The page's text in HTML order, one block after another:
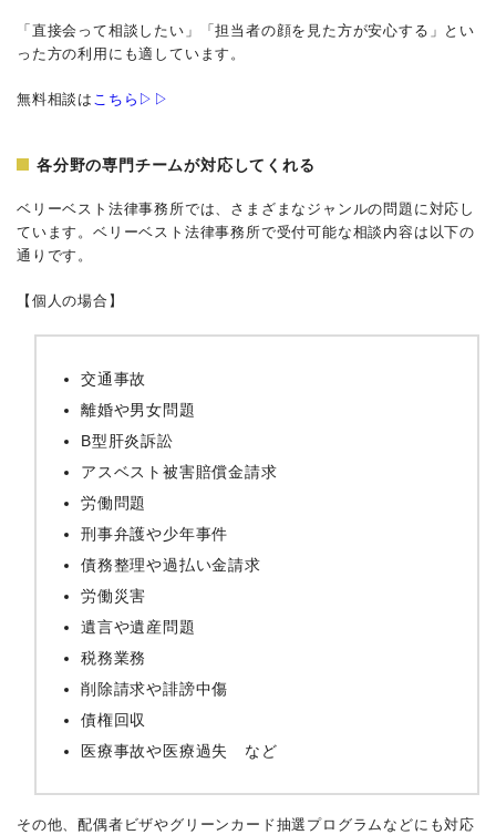
「直接会って相談したい」「担当者の顔を見た方が安心する」とい
った方の利用にも適しています。
無料相談は こちら▷▷
各分野の専門チームが対応してくれる
ベリーベスト法律事務所では、さまざまなジャンルの問題に対応し
ています。ベリーベスト法律事務所で受付可能な相談内容は以下の
通りです。
【個人の場合】
交通事故
離婚や男女問題
B型肝炎訴訟
アスベスト被害賠償金請求
労働問題
刑事弁護や少年事件
債務整理や過払い金請求
労働災害
遺言や遺産問題
税務業務
削除請求や誹謗中傷
債権回収
医療事故や医療過失 など
その他、配偶者ビザやグリーンカード抽選プログラムなどにも対応